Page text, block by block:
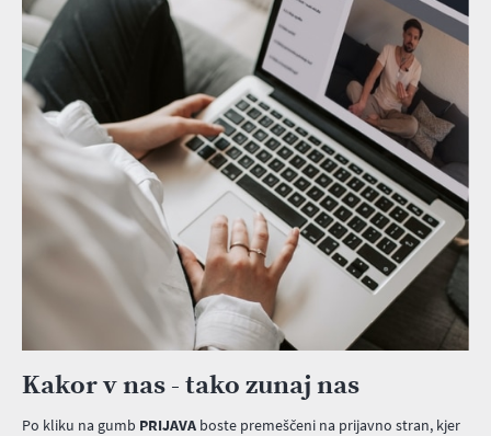
Kakor v nas - tako zunaj nas
Po kliku na gumb PRIJAVA boste premeščeni na prijavno stran, kjer